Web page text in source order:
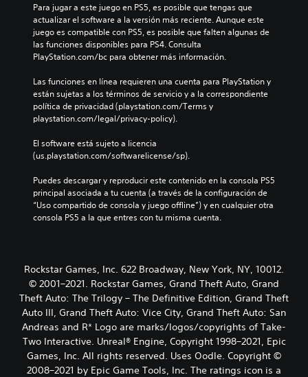
Para jugar a este juego en PS5, es posible que tengas que
actualizar el software a la versión más reciente. Aunque este
juego es compatible con PS5, es posible que falten algunas de
las funciones disponibles para PS4. Consulta
PlayStation.com/bc para obtener más información.
Las funciones en línea requieren una cuenta para PlayStation y
están sujetas a los términos de servicio y a la correspondiente
política de privacidad (playstation.com/Terms y
playstation.com/legal/privacy-policy).
El software está sujeto a licencia
(us.playstation.com/softwarelicense/sp).
Puedes descargar y reproducir este contenido en la consola PS5
principal asociada a tu cuenta (a través de la configuración de
“Uso compartido de consola y juego offline”) y en cualquier otra
consola PS5 a la que entres con tu misma cuenta.
Rockstar Games, Inc. 622 Broadway, New York, NY, 10012.
© 2001–2021. Rockstar Games, Grand Theft Auto, Grand
Theft Auto: The Trilogy – The Definitive Edition, Grand Theft
Auto III, Grand Theft Auto: Vice City, Grand Theft Auto: San
Andreas and R* Logo are marks/logos/copyrights of Take-
Two Interactive. Unreal® Engine, Copyright 1998–2021, Epic
Games, Inc. All rights reserved. Uses Oodle. Copyright ©
2008–2021 by Epic Game Tools, Inc. The ratings icon is a